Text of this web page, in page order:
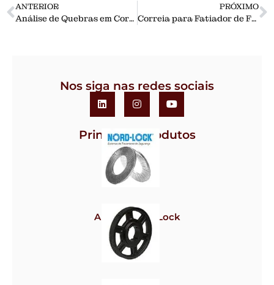
ANTERIOR
Análise de Quebras em Correia Sincronizada
PRÓXIMO
Correia para Fatiador de Frios
Nos siga nas redes sociais
Principais Produtos
Arruela Nord-Lock